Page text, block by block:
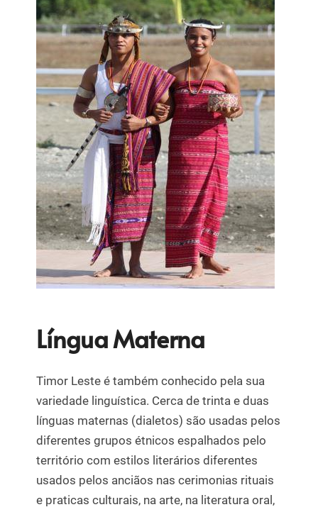
Língua Materna
Timor Leste é também conhecido pela sua
variedade linguística. Cerca de trinta e duas
línguas maternas (dialetos) são usadas pelos
diferentes grupos étnicos espalhados pelo
território com estilos literários diferentes
usados pelos anciãos nas cerimonias rituais
e praticas culturais, na arte, na literatura oral,